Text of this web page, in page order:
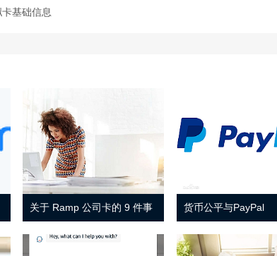
基础信息
关于 Ramp 公司卡的 9 件事 货币公平与PayPal